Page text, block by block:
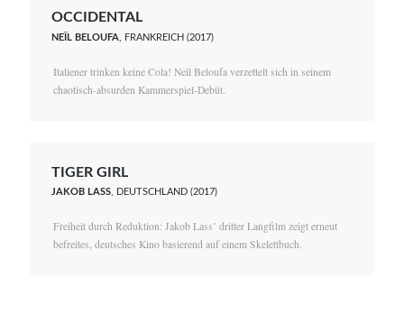
OCCIDENTAL
NEÏL BELOUFA , FRANKREICH (2017)
Italiener trinken keine Cola! Neïl Beloufa verzettelt sich in seinem
chaotisch-absurden Kammerspiel-Debüt.
TIGER GIRL
JAKOB LASS , DEUTSCHLAND (2017)
Freiheit durch Reduktion: Jakob Lass’ dritter Langfilm zeigt erneut
befreites, deutsches Kino basierend auf einem Skelettbuch.